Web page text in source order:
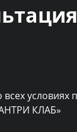
условиях
КЛАБ»